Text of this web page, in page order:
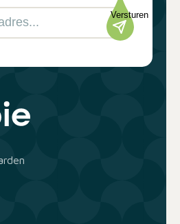
Versturen